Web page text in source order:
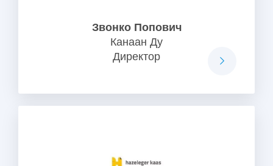
Звонко Попович
Канаан Ду
Директор